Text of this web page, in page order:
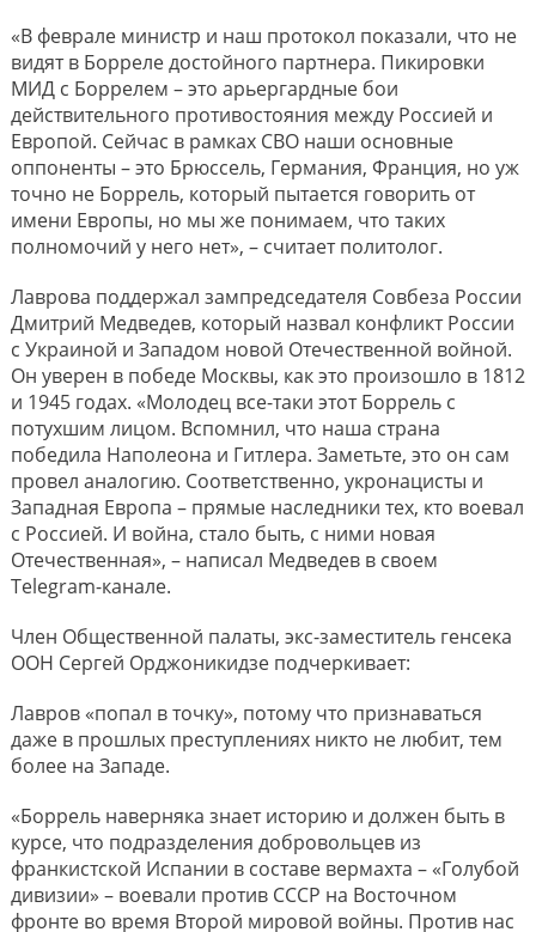
«В феврале министр и наш протокол показали, что не
видят в Борреле достойного партнера. Пикировки
МИД с Боррелем – это арьергардные бои
действительного противостояния между Россией и
Европой. Сейчас в рамках СВО наши основные
оппоненты – это Брюссель, Германия, Франция, но уж
точно не Боррель, который пытается говорить от
имени Европы, но мы же понимаем, что таких
полномочий у него нет», – считает политолог.
Лаврова поддержал зампредседателя Совбеза России
Дмитрий Медведев, который назвал конфликт России
с Украиной и Западом новой Отечественной войной.
Он уверен в победе Москвы, как это произошло в 1812
и 1945 годах. «Молодец все-таки этот Боррель с
потухшим лицом. Вспомнил, что наша страна
победила Наполеона и Гитлера. Заметьте, это он сам
провел аналогию. Соответственно, укронацисты и
Западная Европа – прямые наследники тех, кто воевал
с Россией. И война, стало быть, с ними новая
Отечественная», – написал Медведев в своем
Telegram-канале.
Член Общественной палаты, экс-заместитель генсека
ООН Сергей Орджоникидзе подчеркивает:
Лавров «попал в точку», потому что признаваться
даже в прошлых преступлениях никто не любит, тем
более на Западе.
«Боррель наверняка знает историю и должен быть в
курсе, что подразделения добровольцев из
франкистской Испании в составе вермахта – «Голубой
дивизии» – воевали против СССР на Восточном
фронте во время Второй мировой войны. Против нас